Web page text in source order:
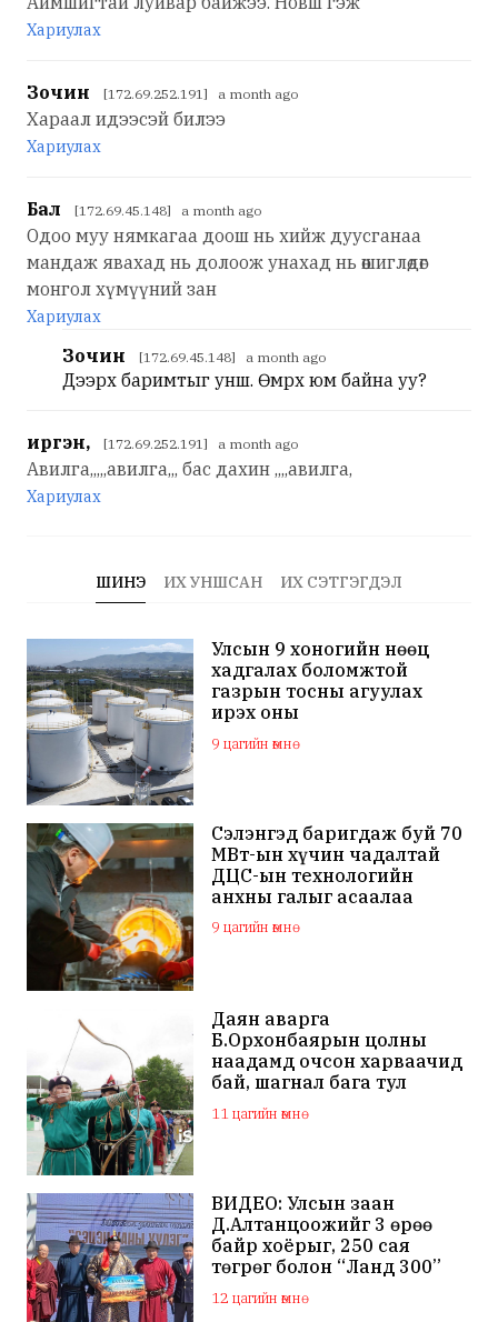
Хариулах
Зочин [172.69.252.191] a month ago
Хараал идээсэй билээ
Хариулах
Бал [172.69.45.148] a month ago
Одоо муу нямкагаа доош нь хийж дуусганаа
мандаж явахад нь долоож унахад нь өшиглөдөг
монгол хүмүүний зан
Хариулах
Зочин [172.69.45.148] a month ago
Дээрх баримтыг унш. Өмөөрөх юм байна уу?
иргэн, [172.69.252.191] a month ago
Авилга,,,,,авилга,,, бас дахин ,,,,авилга,
Хариулах
ШИНЭ ИХ УНШСАН ИХ СЭТГЭГДЭЛ
Улсын 9 хоногийн нөөц
хадгалах боломжтой
газрын тосны агуулах
ирэх оны
арванхоёрдугаар сар
ашиглалтад орно
9 цагийн өмнө
Сэлэнгэд баригдаж буй 70
МВт-ын хүчин чадалтай
ДЦС-ын технологийн
анхны галыг асаалаа
9 цагийн өмнө
Даян аварга
Б.Орхонбаярын цолны
наадамд очсон харваачид
бай, шагнал бага тул
наадамд оролцохгүй
гэдгээ мэдэгдлээ
11 цагийн өмнө
ВИДЕО: Улсын заан
Д.Алтанцоожийг 3 өрөө
байр хоёрыг, 250 сая
төгрөг болон “Ланд 300”
маркийн автомашинаар
мялаажээ
12 цагийн өмнө